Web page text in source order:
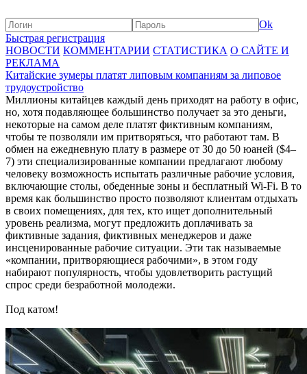
Ok
Быстрая регистрация
НОВОСТИ КОММЕНТАРИИ СТАТИСТИКА О САЙТЕ И
РЕКЛАМА
Китайские зумеры платят липовым компаниям за липовое
трудоустройство
Миллионы китайцев каждый день приходят на работу в офис,
но, хотя подавляющее большинство получает за это деньги,
некоторые на самом деле платят фиктивным компаниям,
чтобы те позволяли им притворяться, что работают там. В
обмен на ежедневную плату в размере от 30 до 50 юаней ($4–
7) эти специализированные компании предлагают любому
человеку возможность испытать различные рабочие условия,
включающие столы, обеденные зоны и бесплатный Wi-Fi. В то
время как большинство просто позволяют клиентам отдыхать
в своих помещениях, для тех, кто ищет дополнительный
уровень реализма, могут предложить доплачивать за
фиктивные задания, фиктивных менеджеров и даже
инсценированные рабочие ситуации. Эти так называемые
«компании, притворяющиеся рабочими», в этом году
набирают популярность, чтобы удовлетворить растущий
спрос среди безработной молодежи.
Под катом!